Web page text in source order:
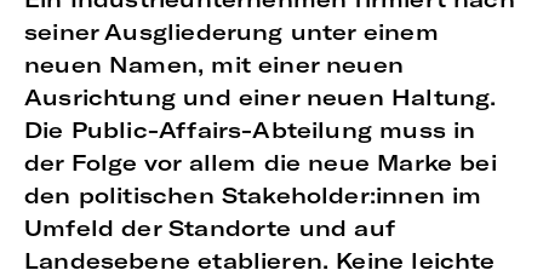
seiner Ausgliederung unter einem
neuen Namen, mit einer neuen
Ausrichtung und einer neuen Haltung.
Die Public-Affairs-Abteilung muss in
der Folge vor allem die neue Marke bei
den politischen Stakeholder:innen im
Umfeld der Standorte und auf
Landesebene etablieren. Keine leichte